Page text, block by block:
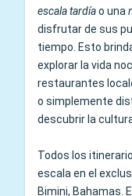
escala tardíao una
disfrutar de sus
tiempo. Esto
explorar la vida
restaurantes
o simplemente
descubrir la
Todos los
escala en el
Bimini, Bahamas.